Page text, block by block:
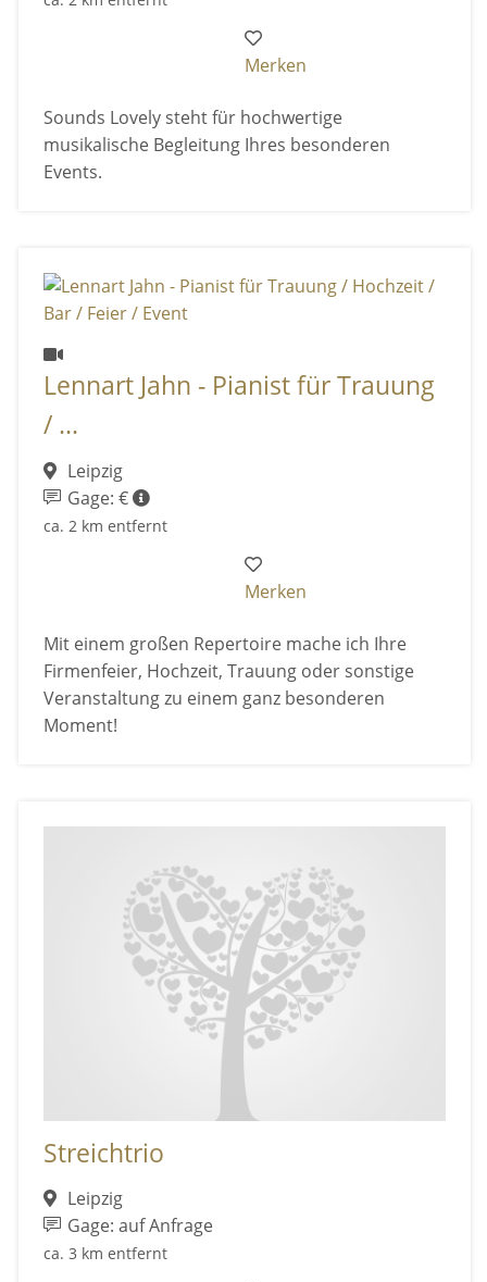
Merken
Sounds Lovely steht für hochwertige
musikalische Begleitung Ihres besonderen
Events.
Lennart Jahn - Pianist für Trauung
/ ...
Leipzig
Gage: €
ca. 2 km entfernt
Merken
Mit einem großen Repertoire mache ich Ihre
Firmenfeier, Hochzeit, Trauung oder sonstige
Veranstaltung zu einem ganz besonderen
Moment!
Streichtrio
Leipzig
Gage: auf Anfrage
ca. 3 km entfernt